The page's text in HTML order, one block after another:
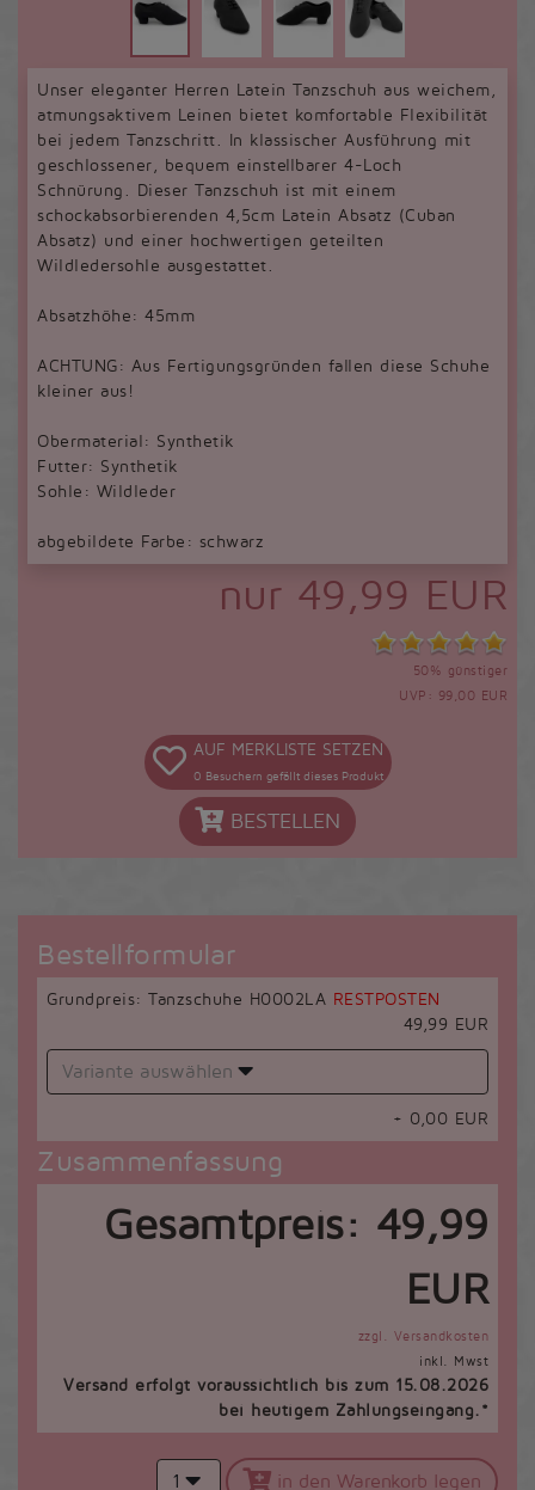
Unser eleganter Herren Latein Tanzschuh aus weichem,
atmungsaktivem Leinen bietet komfortable Flexibilität
bei jedem Tanzschritt. In klassischer Ausführung mit
geschlossener, bequem einstellbarer 4-Loch
Schnürung. Dieser Tanzschuh ist mit einem
schockabsorbierenden 4,5cm Latein Absatz (Cuban
Absatz) und einer hochwertigen geteilten
Wildledersohle ausgestattet.
Absatzhöhe: 45mm
ACHTUNG: Aus Fertigungsgründen fallen diese Schuhe
kleiner aus!
Obermaterial: Synthetik
Futter: Synthetik
Sohle: Wildleder
abgebildete Farbe: schwarz
nur 49,99 EUR
50% günstiger
UVP: 99,00 EUR
AUF MERKLISTE SETZEN
0 Besuchern gefällt dieses Produkt
BESTELLEN
Bestellformular
Grundpreis: Tanzschuhe H0002LA RESTPOSTEN
49,99 EUR
Variante auswählen
+ 0,00 EUR
Zusammenfassung
Gesamtpreis: 49,99
EUR
zzgl. Versandkosten
inkl. Mwst
Versand erfolgt voraussichtlich bis zum 15.08.2026
bei heutigem Zahlungseingang.*
1 in den Warenkorb legen